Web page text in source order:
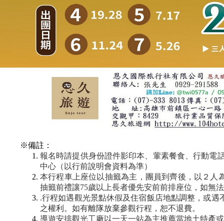
※備註：
報名時請提供身份證件影印本、葷素餐食、行動電
中心（以行前說明會資料為準）
本行程車上座位以抽籤為主，團員到齊後，以２人
抽籤前禮讓75歲以上長者優先安前前排座位，如無
.行程如遇觀光景點休假及住宿飯店地點調整，或
之權利。如有離隊放棄參觀行程，恕不退費。
導遊安排觀光工廠以一天一站為主推薦當地土特產